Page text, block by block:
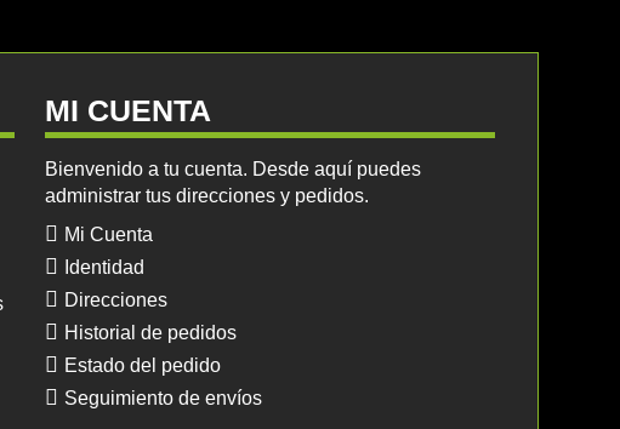
MI CUENTA
Bienvenido a tu cuenta. Desde aquí puedes
administrar tus direcciones y pedidos.
Mi Cuenta
Identidad
Direcciones
Historial de pedidos
Estado del pedido
Seguimiento de envíos